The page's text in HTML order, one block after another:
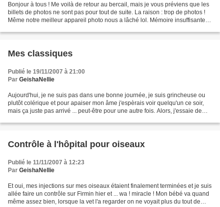
Bonjour à tous ! Me voilà de retour au bercail, mais je vous préviens que les
billets de photos ne sont pas pour tout de suite. La raison : trop de photos !
Même notre meilleur appareil photo nous a lâché lol. Mémoire insuffisante !!
Mes classiques
Publié le 19/11/2007 à 21:00
Par GeishaNellie
Aujourd'hui, je ne suis pas dans une bonne journée, je suis grincheuse ou
plutôt colérique et pour apaiser mon âme j'espèrais voir quelqu'un ce soir,
mais ça juste pas arrivé ... peut-être pour une autre fois. Alors, j'essaie de
Contrôle à l'hôpital pour oiseaux
Publié le 11/11/2007 à 12:23
Par GeishaNellie
Et oui, mes injections sur mes oiseaux étaient finalement terminées et je suis
allée faire un contrôle sur Firmin hier et ... wa ! miracle ! Mon bébé va quand
même assez bien, lorsque la vet l'a regarder on ne voyait plus du tout de